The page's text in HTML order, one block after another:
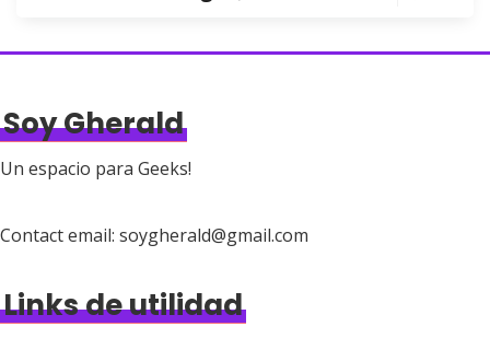
Soy Gherald
Un espacio para Geeks!
Contact email: soygherald@gmail.com
Links de utilidad